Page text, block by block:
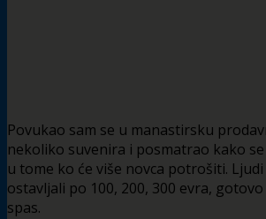
Povukao sam se u manastirsku
nekoliko suvenira i posmatrao kako
u tome ko će više novca potrošiti.
ostavljali po 100, 200, 300 evra,
spas.